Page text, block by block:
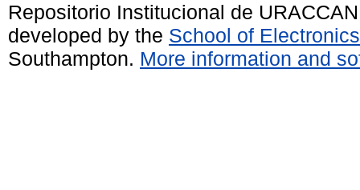
Repositorio Institucional de
developed by the School of
Southampton. More information and